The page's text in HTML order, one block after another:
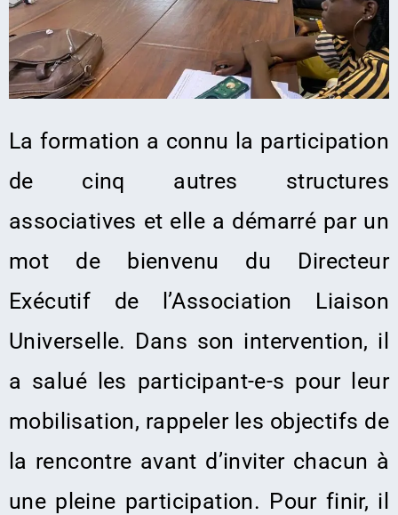
La formation a connu la participation
de cinq autres structures
associatives et elle a démarré par un
mot de bienvenu du Directeur
Exécutif de l’Association Liaison
Universelle. Dans son intervention, il
a salué les participant-e-s pour leur
mobilisation, rappeler les objectifs de
la rencontre avant d’inviter chacun à
une pleine participation. Pour finir, il